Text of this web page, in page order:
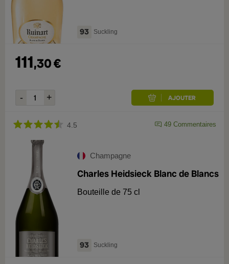
93 Suckling
111,30€
4.5 49 Commentaires
Champagne
Charles Heidsieck Blanc de Blancs
Bouteille de 75 cl
93 Suckling